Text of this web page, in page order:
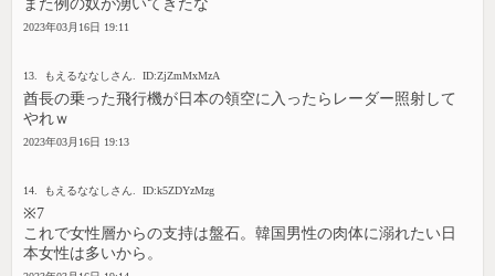
また例の奴が湧いてきたな
2023年03月16日 19:11
13. もえるななしさん. ID:ZjZmMxMzA
酋長の乗った飛行機が日本の領空に入ったらレーダー照射して
やれｗ
2023年03月16日 19:13
14. もえるななしさん. ID:k5ZDYzMzg
※7
これで女性層からの支持は盤石。韓国男性の肉体に溺れたい日
本女性は多いから。